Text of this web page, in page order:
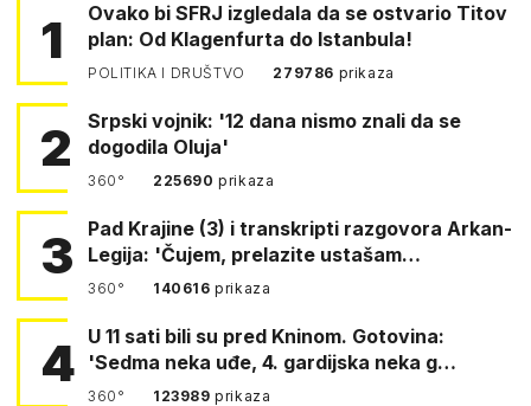
1
Ovako bi SFRJ izgledala da se ostvario Titov
plan: Od Klagenfurta do Istanbula!
POLITIKA I DRUŠTVO 279786 prikaza
2
Srpski vojnik: '12 dana nismo znali da se
dogodila Oluja'
360° 225690prikaza
3
Pad Krajine (3) i transkripti razgovora Arkan-
Legija: 'Čujem, prelazite ustašam…
360° 140616prikaza
4 U 11 sati bili su pred Kninom. Gotovina:
'Sedma neka uđe, 4. gardijska neka g…
360° 123989prikaza